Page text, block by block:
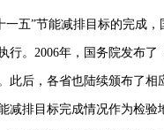
一五”节能减排目标的完成，
行。2006年，国务院发布了
此后，各省也陆续颁布了相
减排目标完成情况作为检验